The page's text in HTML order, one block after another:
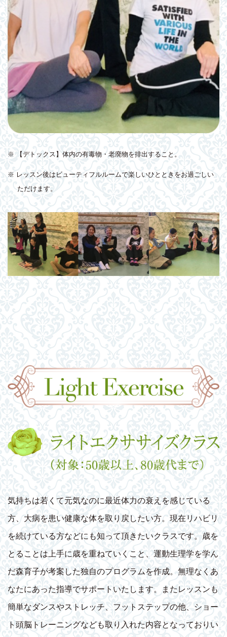
※ 【デトックス】体内の有毒物・老廃物を排出すること。
※ レッスン後はビューティフルルームで楽しいひとときをお過ごしい
ただけます。
気持ちは若くて元気なのに最近体力の衰えを感じている
方、大病を患い健康な体を取り戻したい方。現在リハビリ
を続けている方などにも知って頂きたいクラスです。歳を
とることは上手に歳を重ねていくこと、運動生理学を学ん
だ森育子が考案した独自のプログラムを作成。無理なくあ
なたにあった指導でサポートいたします。またレッスンも
簡単なダンスやストレッチ、フットステップの他、ショー
ト頭脳トレーニングなども取り入れた内容となっておりい